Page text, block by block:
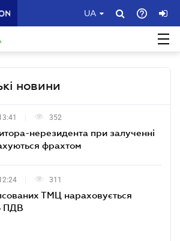
UA
новини
352
нерезидента при залученні
фрахтом
311
ТМЦ нараховується
ПДВ